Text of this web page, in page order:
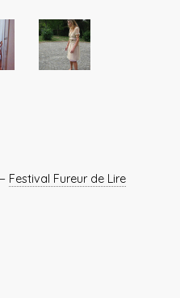
Festival Fureur de Lire